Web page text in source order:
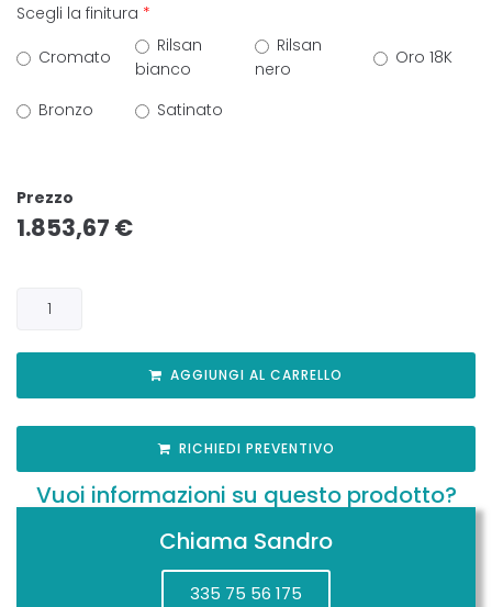
Scegli la finitura *
Cromato
Rilsan
bianco
Rilsan
nero
Oro 18K
Bronzo Satinato
Prezzo
1.853,67 €
AGGIUNGI AL CARRELLO
RICHIEDI PREVENTIVO
Vuoi informazioni su questo prodotto?
Chiama Sandro
335 75 56 175